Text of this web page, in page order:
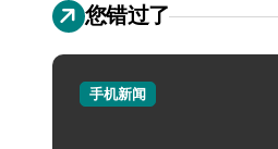
您错过了
手机新闻